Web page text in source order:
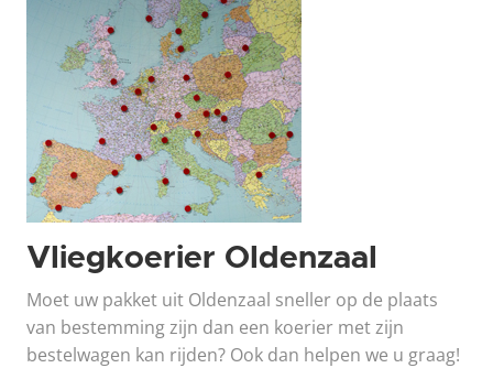
Vliegkoerier Oldenzaal
Moet uw pakket uit Oldenzaal sneller op de plaats
van bestemming zijn dan een koerier met zijn
bestelwagen kan rijden? Ook dan helpen we u graag!